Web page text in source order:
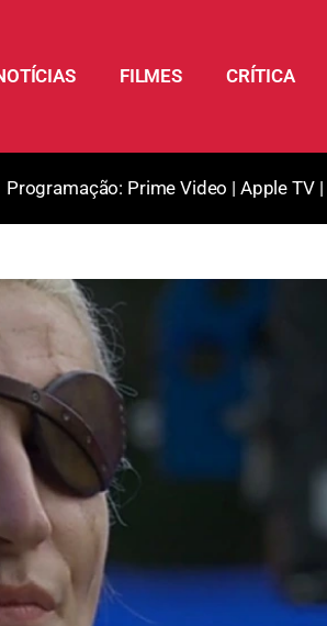
FILMES CRÍTICA
Programação: Prime Video | Apple TV|